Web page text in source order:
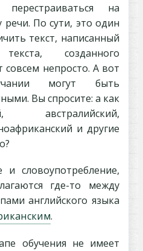
перестраиваться на
По сути, это один
текст, написанный
созданного
непросто. А вот
могут быть
Вы спросите: а как
и другие
словоупотребление,
где-то между
английского языка
.
обучения не имеет